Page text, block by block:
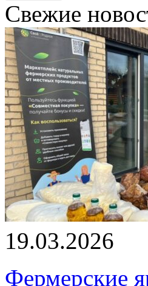
Свежие
19.03.2026
Фермерские